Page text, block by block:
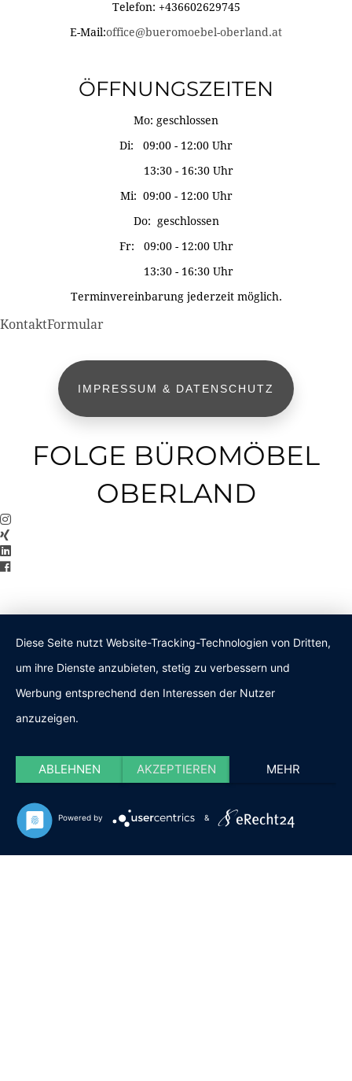
Telefon: +436602629745
E-Mail:office@bueromoebel-oberland.at
ÖFFNUNGSZEITEN
Mo: geschlossen
Di: 09:00 - 12:00 Uhr
13:30 - 16:30 Uhr
Mi: 09:00 - 12:00 Uhr
Do: geschlossen
Fr: 09:00 - 12:00 Uhr
13:30 - 16:30 Uhr
Terminvereinbarung jederzeit möglich.
KontaktFormular
IMPRESSUM & DATENSCHUTZ
FOLGE BÜROMÖBEL
OBERLAND
Diese Seite nutzt Website-Tracking-Technologien von Dritten,
um ihre Dienste anzubieten, stetig zu verbessern und
Werbung entsprechend den Interessen der Nutzer
anzuzeigen.
ABLEHNEN AKZEPTIEREN MEHR
Powered by &